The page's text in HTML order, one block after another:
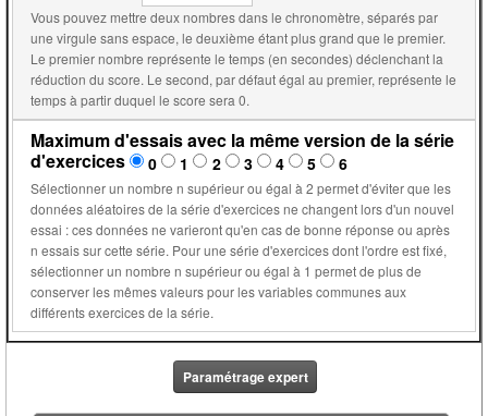
Vous pouvez mettre deux nombres dans le chronomètre, séparés par
une virgule sans espace, le deuxième étant plus grand que le premier.
Le premier nombre représente le temps (en secondes) déclenchant la
réduction du score. Le second, par défaut égal au premier, représente le
temps à partir duquel le score sera 0.
Maximum d'essais avec la même version de la série
d'exercices
0 1 2 3 4 5 6
Sélectionner un nombre n supérieur ou égal à 2 permet d'éviter que les
données aléatoires de la série d'exercices ne changent lors d'un nouvel
essai : ces données ne varieront qu'en cas de bonne réponse ou après
n essais sur cette série. Pour une série d'exercices dont l'ordre est fixé,
sélectionner un nombre n supérieur ou égal à 1 permet de plus de
conserver les mêmes valeurs pour les variables communes aux
différents exercices de la série.
Paramétrage expert